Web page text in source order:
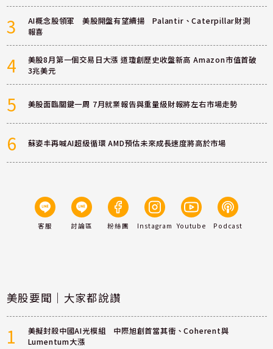
3
AI概念股領軍 美股開盤有望續揚 Palantir、Caterpillar財測
報喜
4
美股8月第一個交易日大漲 道瓊創歷史收盤新高 Amazon市值首破
3兆美元
5 美股面臨關鍵一周 7月就業報告與重量級財報將左右市場走勢
6 蘇姿丰再喊AI超級循環 AMD預估未來成長速度將高於市場
客服 討論區 粉絲團 Instagram Youtube Podcast
美股要聞｜大家都說讚
1
美擬封殺中國AI光模組 中際旭創首當其衝、Coherent與
Lumentum大漲